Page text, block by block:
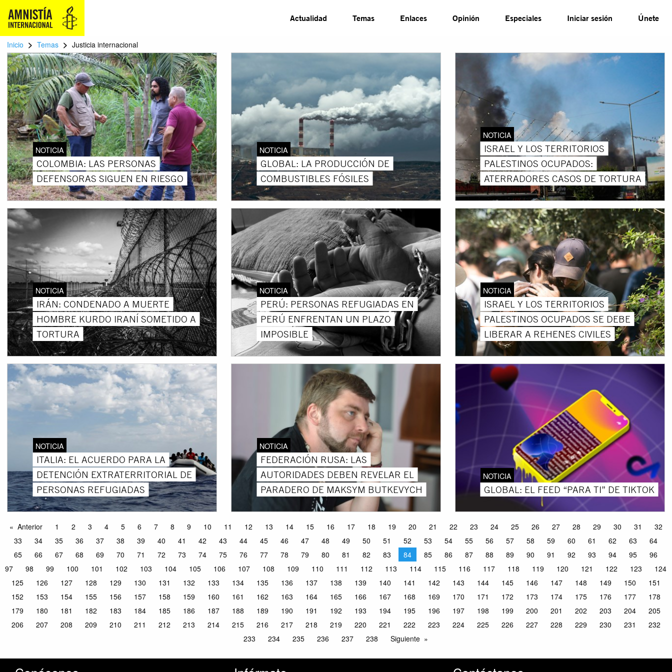
Actualidad Temas Enlaces Opinión Especiales Iniciar sesión Únete
Inicio > Temas > Justicia internacional
NOTICIA
COLOMBIA: LAS PERSONAS
DEFENSORAS SIGUEN EN RIESGO
NOTICIA
GLOBAL: LA PRODUCCIÓN DE
COMBUSTIBLES FÓSILES
NOTICIA
ISRAEL Y LOS TERRITORIOS
PALESTINOS OCUPADOS:
ATERRADORES CASOS DE TORTURA
NOTICIA
IRÁN: CONDENADO A MUERTE
HOMBRE KURDO IRANÍ SOMETIDO A
TORTURA
NOTICIA
PERÚ: PERSONAS REFUGIADAS EN
PERÚ ENFRENTAN UN PLAZO
IMPOSIBLE
NOTICIA
ISRAEL Y LOS TERRITORIOS
PALESTINOS OCUPADOS SE DEBE
LIBERAR A REHENES CIVILES
NOTICIA
ITALIA: EL ACUERDO PARA LA
DETENCIÓN EXTRATERRITORIAL DE
PERSONAS REFUGIADAS
NOTICIA
FEDERACIÓN RUSA: LAS
AUTORIDADES DEBEN REVELAR EL
PARADERO DE MAKSYM BUTKEVYCH
NOTICIA
GLOBAL: EL FEED “PARA TI” DE TIKTOK
Anterior 1 2 3 4 5 6 7 8 9 10 11 12 13 14 15 16 17 18 19 20 21 22 23 24 25 26 27 28 29 30 31
32
33
34 35 36 37 38 39 40 41 42 43 44 45 46 47 48 49 50 51 52 53 54 55 56 57 58 59 60 61 62 63
64
65
66 67 68 69 70 71 72 73 74 75 76 77 78 79 80 81 82 83 84 85 86 87 88 89 90 91 92 93 94 95
96
97
98 99 100 101 102 103 104 105 106 107 108 109 110 111 112 113 114 115 116 117 118 119 120 121 122 123
124
125
126 127 128 129 130 131 132 133 134 135 136 137 138 139 140 141 142 143 144 145 146 147 148 149 150
151
152
153 154 155 156 157 158 159 160 161 162 163 164 165 166 167 168 169 170 171 172 173 174 175 176 177
178
179
180 181 182 183 184 185 186 187 188 189 190 191 192 193 194 195 196 197 198 199 200 201 202 203 204
205
206
207 208 209 210 211 212 213 214 215 216 217 218 219 220 221 222 223 224 225 226 227 228 229 230 231
232
233
234 235 236 237 238 Siguiente